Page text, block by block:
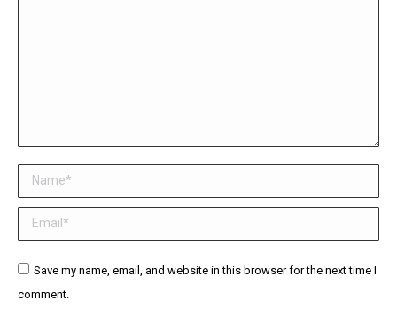
Name *
Email *
Website
Save my name, email, and website in this browser for the next time I
comment.